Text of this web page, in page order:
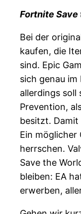
Fortnite Save
Bei der
kaufen, die
sind. Epic
sich genau
allerdings soll
Prevention,
besitzt.
Ein möglicher
herrschen.
Save the
bleiben: EA
erwerben,